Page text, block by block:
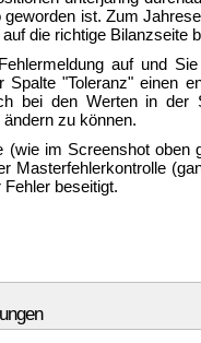
geworden ist. Zum
die richtige Bilanzseite
auf und
Spalte "Toleranz" einen
bei den Werten in der
zu können.
(wie im Screenshot oben
Masterfehlerkontrolle
beseitigt.